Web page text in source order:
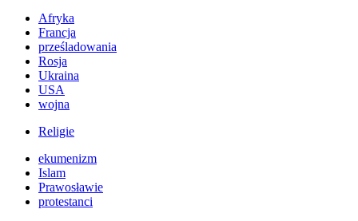
Afryka
Francja
prześladowania
Rosja
Ukraina
USA
wojna
Religie
ekumenizm
Islam
Prawosławie
protestanci